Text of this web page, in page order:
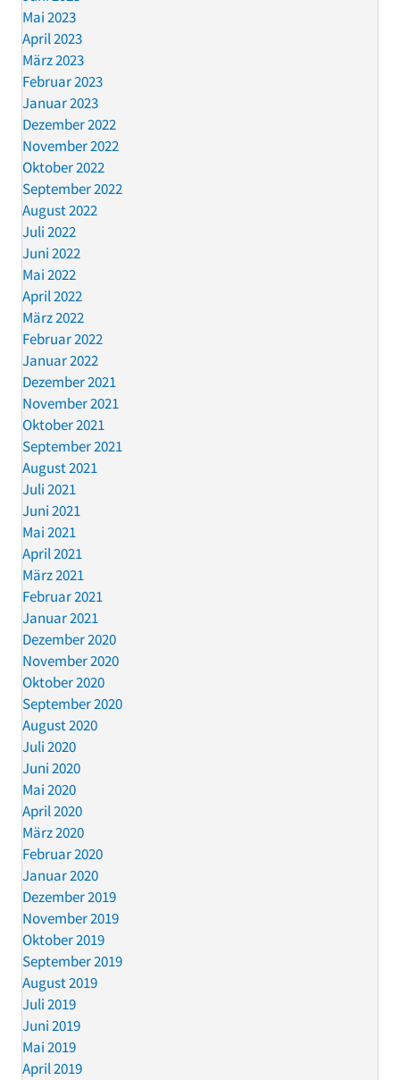
Mai 2023
April 2023
März 2023
Februar 2023
Januar 2023
Dezember 2022
November 2022
Oktober 2022
September 2022
August 2022
Juli 2022
Juni 2022
Mai 2022
April 2022
März 2022
Februar 2022
Januar 2022
Dezember 2021
November 2021
Oktober 2021
September 2021
August 2021
Juli 2021
Juni 2021
Mai 2021
April 2021
März 2021
Februar 2021
Januar 2021
Dezember 2020
November 2020
Oktober 2020
September 2020
August 2020
Juli 2020
Juni 2020
Mai 2020
April 2020
März 2020
Februar 2020
Januar 2020
Dezember 2019
November 2019
Oktober 2019
September 2019
August 2019
Juli 2019
Juni 2019
Mai 2019
April 2019